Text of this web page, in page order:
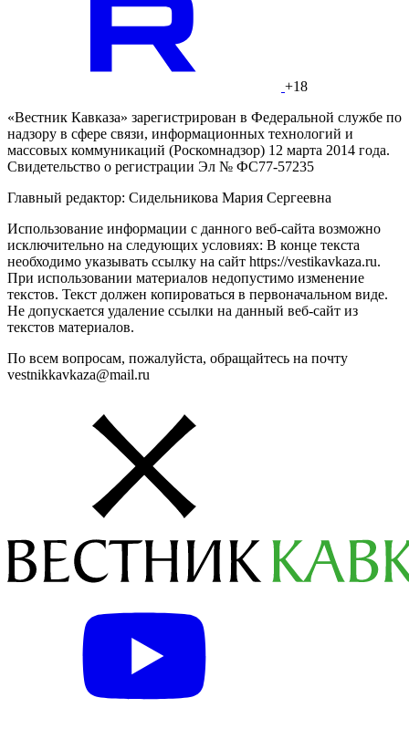
+18
«Вестник Кавказа» зарегистрирован в Федеральной службе по
надзору в сфере связи, информационных технологий и
массовых коммуникаций (Роскомнадзор) 12 марта 2014 года.
Свидетельство о регистрации Эл № ФС77-57235
Главный редактор: Сидельникова Мария Сергеевна
Использование информации с данного веб-сайта возможно
исключительно на следующих условиях: В конце текста
необходимо указывать ссылку на сайт https://vestikavkaza.ru.
При использовании материалов недопустимо изменение
текстов. Текст должен копироваться в первоначальном виде.
Не допускается удаление ссылки на данный веб-сайт из
текстов материалов.
По всем вопросам, пожалуйста, обращайтесь на почту
vestnikkavkaza@mail.ru